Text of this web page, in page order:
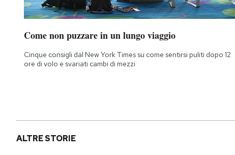
Come non puzzare in un lungo viaggio
Cinque consigli dal New York Times su come sentirsi puliti dopo 12
ore di volo e svariati cambi di mezzi
ALTRE STORIE